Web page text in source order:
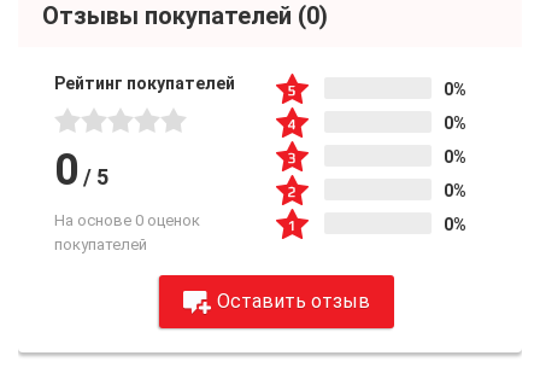
Отзывы покупателей (0)
Рейтинг покупателей
0 / 5
На основе 0 оценок
покупателей
0%
0%
0%
0%
0%
Оставить отзыв